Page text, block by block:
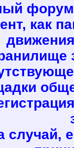
форум
как
случай,